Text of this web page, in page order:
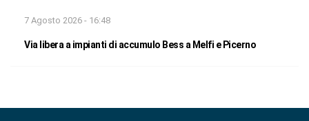
7 Agosto 2026 - 16:48
Via libera a impianti di accumulo Bess a Melfi e Picerno